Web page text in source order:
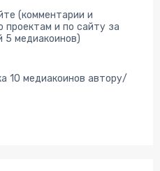
(комментарии и
проектам и по сайту за
5 медиакоинов)
10 медиакоинов автору/